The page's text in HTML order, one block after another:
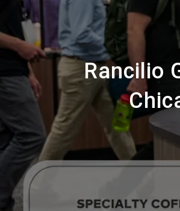
Rancilio